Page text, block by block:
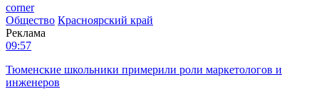
corner
Общество Красноярский край
Реклама
09:57
Тюменские школьники примерили роли маркетологов и
инженеров